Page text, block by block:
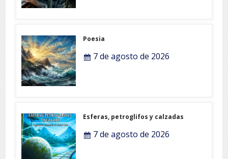
Poesia
7 de agosto de 2026
Esferas, petroglifos y calzadas
7 de agosto de 2026